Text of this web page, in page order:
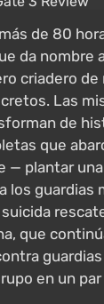
de 80
da nombre
criadero
Las
de
que
— plantar
los guardias
que
en un